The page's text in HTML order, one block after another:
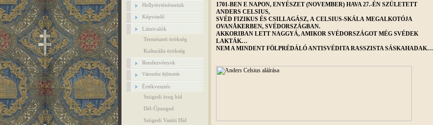
Hellytörténészeink
Képviselő
Látnivalók
Természeti örökség
Kulturális örökség
Rendezvények
Városrész fejlesztés
Értékvesztés
Szögedi öreg híd
Dél-Újszeged
Szögedi Vasúti Híd
1701-BEN E NAPON, ENYÉSZET (NOVEMBER) HAVA 27.-ÉN SZÜLETETT
ANDERS CELSIUS,
SVÉD FIZIKUS ÉS CSILLAGÁSZ, A CELSIUS-SKÁLA MEGALKOTÓJA
OVANÅKERBEN, SVÉDORSZÁGBAN.
AKKORIBAN LETT NAGGYÁ, AMIKOR SVÉDORSZÁGOT MÉG SVÉDEK
LAKTÁK…
NEM A MINDENT FÖLPRÉDÁLÓ ANTISVÉDITA RASSZISTA SÁSKAHADAK…